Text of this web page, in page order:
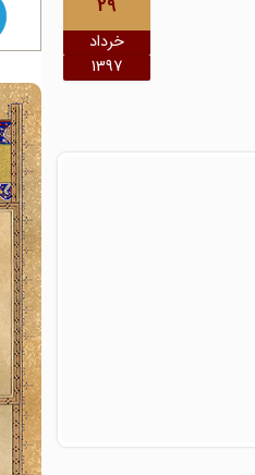
29
خرداد
1397